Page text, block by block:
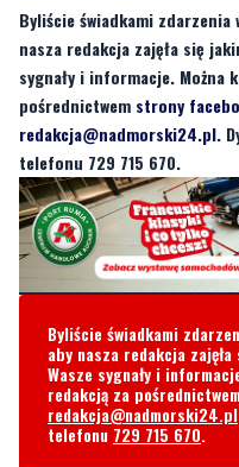
CZYTAJ TEŻ:
uciekł do
Byliście świadkami zdarzenia
nasza redakcja zajęła się
sygnały i informacje. Można
pośrednictwemstrony
redakcja@nadmorski24.pl.
telefonu 729 715 670.
Byliście świadkami
aby nasza redakcja zajęła